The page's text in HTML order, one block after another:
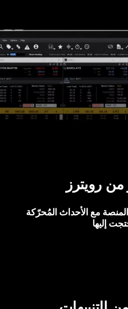
من رويترز
مع الأحداث المُحرّكة
إليها